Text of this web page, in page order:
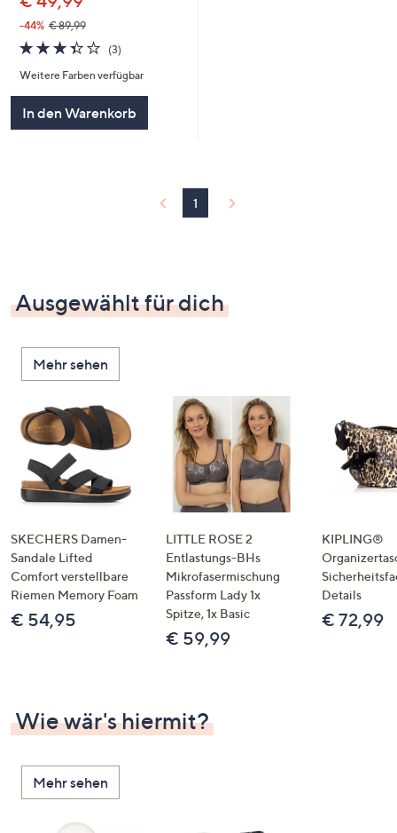
-44% € 89,99
3.3
von
5
(3)3
Weitere Farben verfügbar
In den Warenkorb
1
Ausgewählt für dich
Mehr sehen
SKECHERS Damen-
Sandale Lifted
Comfort verstellbare
Riemen Memory Foam
€ 54,95
LITTLE ROSE 2
Entlastungs-BHs
Mikrofasermischung
Passform Lady 1x
Spitze, 1x Basic
€ 59,99
KIPLING®
Details
€ 72,99
Wie wär's hiermit?
Mehr sehen